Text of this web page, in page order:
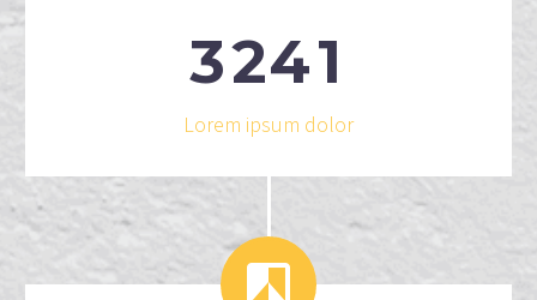
3241
Lorem ipsum dolor

